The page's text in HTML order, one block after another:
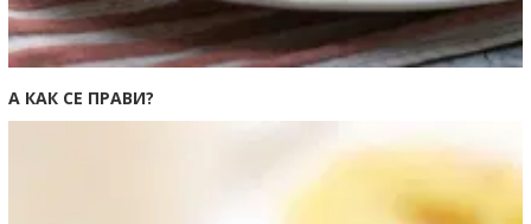
А КАК СЕ ПРАВИ?